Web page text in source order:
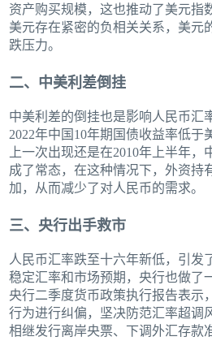
资产购买规模，这也推动了美元指
美元存在紧密的负相关关系，美元
跌压力。
二、中美利差倒挂
中美利差的倒挂也是影响人民币汇
2022年中国10年期国债收益率低于
上一次出现还是在2010年上半年
成了常态，在这种情况下，外资持
加，从而减少了对人民币的需求。
三、央行出手救市
人民币汇率跌至十六年新低，引发
稳定汇率和市场预期，央行也做了
央行二季度货币政策执行报告表示
行为进行纠偏，坚决防范汇率超调
相继发行离岸央票、下调外汇存款